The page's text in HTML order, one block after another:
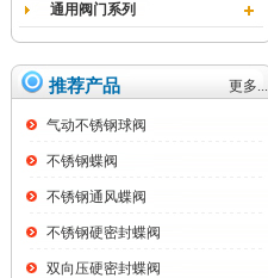
通用阀门系列
推荐产品 更多...
气动不锈钢球阀
不锈钢蝶阀
不锈钢通风蝶阀
不锈钢硬密封蝶阀
双向压硬密封蝶阀